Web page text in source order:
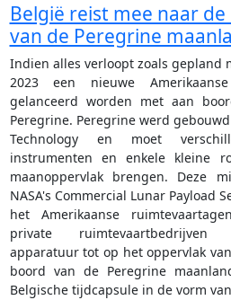
België reist mee naar
van de Peregrine
Indien alles verloopt zoals gepland
2023 een nieuwe
gelanceerd worden met aan
Peregrine. Peregrine werd
Technology en moet
instrumenten en enkele kleine
maanoppervlak brengen. Deze
NASA's Commercial Lunar Payload
het Amerikaanse
private ruimtevaartbedrijven
apparatuur tot op het oppervlak
boord van de Peregrine
Belgische tijdcapsule in de vorm